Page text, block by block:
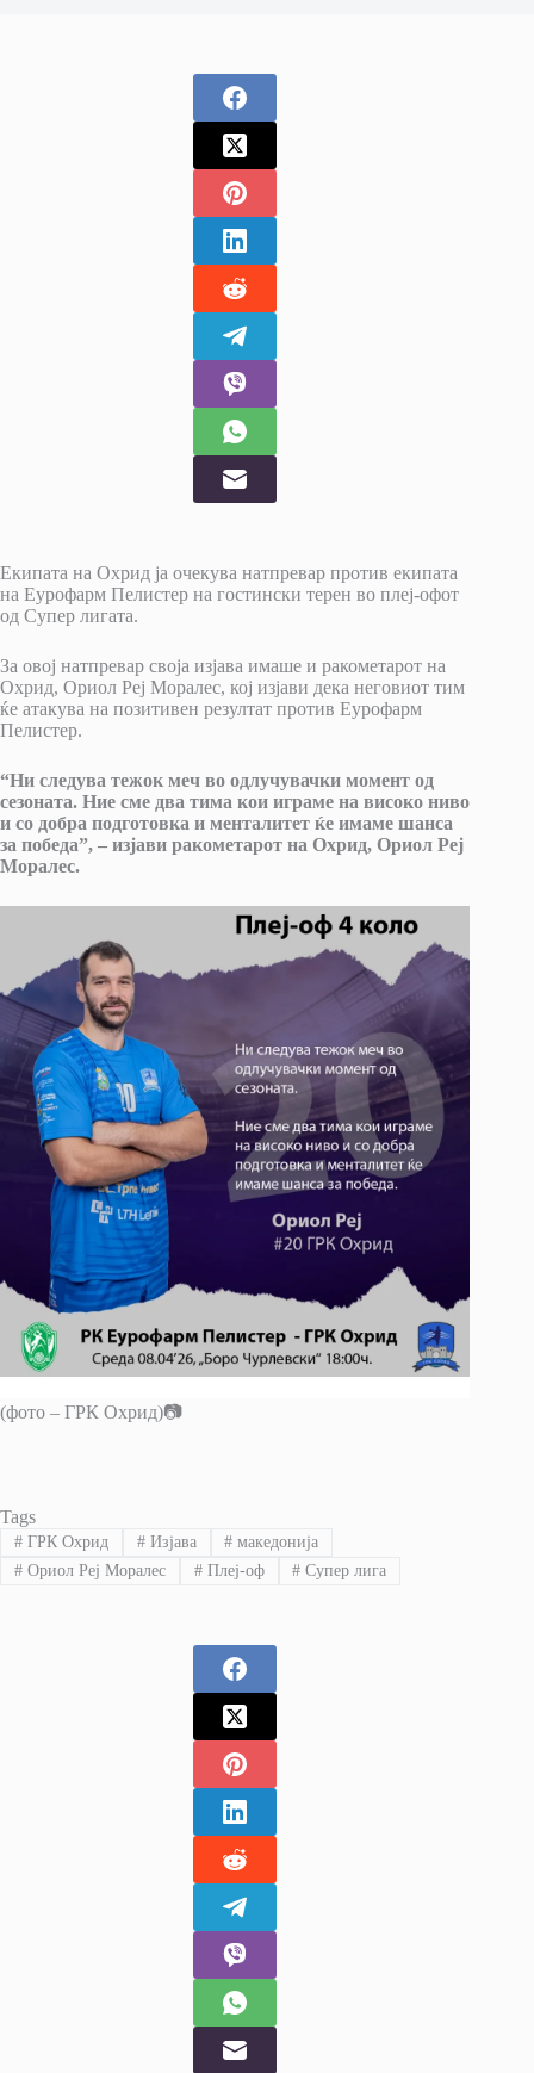
Екипата на Охрид ја очекува натпревар против екипата
на Еурофарм Пелистер на гостински терен во плеј-офот
од Супер лигата.
За овој натпревар своја изјава имаше и ракометарот на
Охрид, Ориол Реј Моралес, кој изјави дека неговиот тим
ќе атакува на позитивен резултат против Еурофарм
Пелистер.
“Ни следува тежок меч во одлучувачки момент од
сезоната. Ние сме два тима кои играме на високо ниво
и со добра подготовка и менталитет ќе имаме шанса
за победа”, – изјави ракометарот на Охрид, Ориол Реј
Моралес.
(фото – ГРК Охрид)📷
Tags
#ГРК Охрид #Изјава # македонија
#Ориол Реј Моралес #Плеј-оф # Супер лига